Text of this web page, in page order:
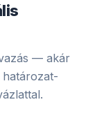
— akár
határozat-